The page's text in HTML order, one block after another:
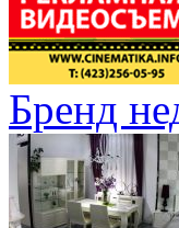
Бренд